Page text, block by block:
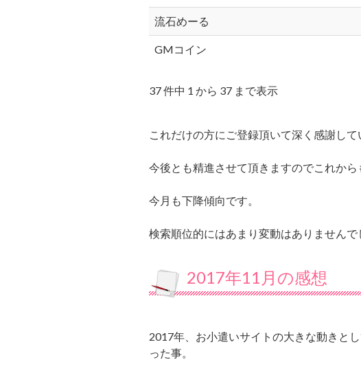
流石めーる
GMコイン
37 件中 1 から 37 まで表示
これだけの方にご登録頂いて深く感謝して
今後とも精進させて頂きますのでこれか
今月も下降傾向です。
検索順位的にはあまり変動はありませんで
2017年11月の感想
2017年、お小遣いサイトの大きな動きと
った事。